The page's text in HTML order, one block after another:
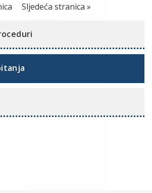
Sljedeća stranica »